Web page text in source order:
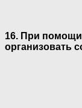
16. При
организовать